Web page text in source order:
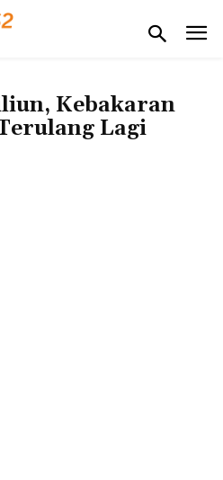
Kebakaran
Lagi